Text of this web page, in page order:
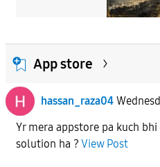
App store
hassan_raza04
Yr mera appstore pa kuch
solution ha ? View Post